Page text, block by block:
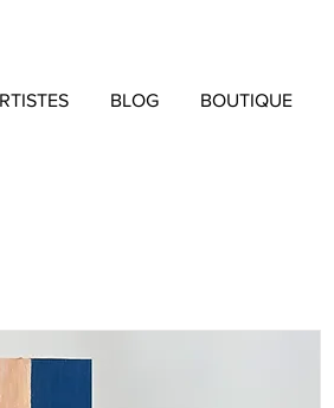
BLOG BOUTIQUE